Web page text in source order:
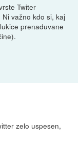
Twiter
važno kdo si, kaj
prenaduvane
zelo uspesen,